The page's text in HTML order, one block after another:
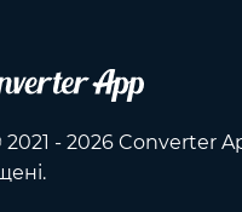
- 2026 Converter